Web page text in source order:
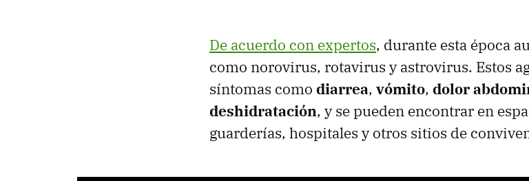
De acuerdo con expertos, durante esta época
como norovirus, rotavirus y astrovirus. Estos
síntomas como diarrea, vómito, dolor
deshidratación, y se pueden encontrar en
guarderías, hospitales y otros sitios de